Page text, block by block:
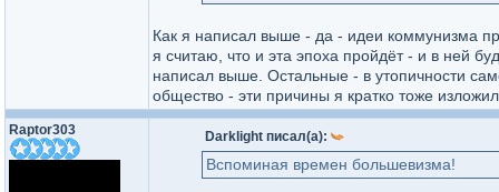
Как я написал выше - да - идеи коммунизма
я считаю, что и эта эпоха пройдёт - и в ней
написал выше. Остальные - в утопичности
общество - эти причины я кратко тоже
Raptor303 Darklight писал(а):
Вспоминая времен большевизма!